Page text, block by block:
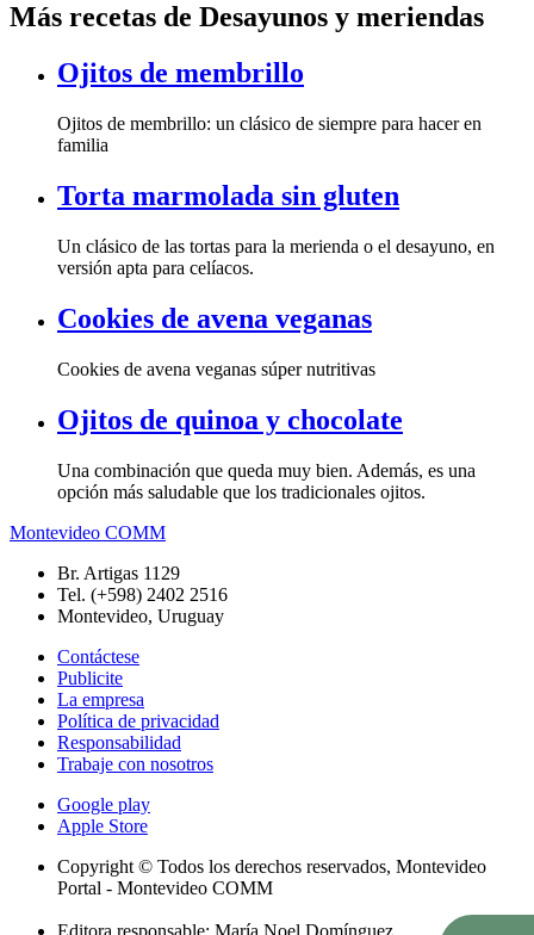
Más recetas de Desayunos y meriendas
Ojitos de membrillo
Ojitos de membrillo: un clásico de siempre para hacer en
familia
Torta marmolada sin gluten
Un clásico de las tortas para la merienda o el desayuno, en
versión apta para celíacos.
Cookies de avena veganas
Cookies de avena veganas súper nutritivas
Ojitos de quinoa y chocolate
Una combinación que queda muy bien. Además, es una
opción más saludable que los tradicionales ojitos.
Montevideo COMM
Br. Artigas 1129
Tel. (+598) 2402 2516
Montevideo, Uruguay
Contáctese
Publicite
La empresa
Política de privacidad
Responsabilidad
Trabaje con nosotros
Google play
Apple Store
Copyright © Todos los derechos reservados, Montevideo
Portal - Montevideo COMM
Editora responsable: María Noel Domínguez